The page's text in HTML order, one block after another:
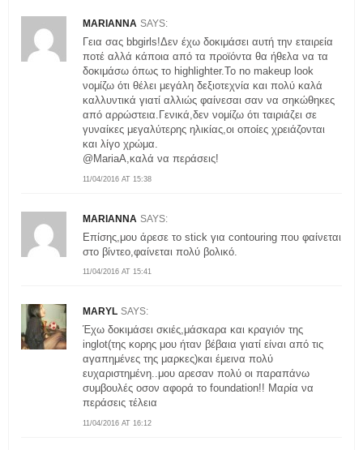
MARIANNA SAYS:
11/04/2016 AT 15:38
Γεια σας bbgirls!Δεν έχω δοκιμάσει αυτή την εταιρεία
ποτέ αλλά κάποια από τα προϊόντα θα ήθελα να τα
δοκιμάσω όπως το highlighter.Το no makeup look
νομίζω ότι θέλει μεγάλη δεξιοτεχνία και πολύ καλά
καλλυντικά γιατί αλλιώς φαίνεσαι σαν να σηκώθηκες
από αρρώστεια.Γενικά,δεν νομίζω ότι ταιριάζει σε
γυναίκες μεγαλύτερης ηλικίας,οι οποίες χρειάζονται
και λίγο χρώμα.
@ΜariaA,καλά να περάσεις!
MARIANNA SAYS:
11/04/2016 AT 15:41
Επίσης,μου άρεσε το stick για contouring που φαίνεται
στο βίντεο,φαίνεται πολύ βολικό.
MARYL SAYS:
11/04/2016 AT 16:12
Έχω δοκιμάσει σκιές,μάσκαρα και κραγιόν της
inglot(της κορης μου ήταν βέβαια γιατί είναι από τις
αγαπημένες της μαρκες)και έμεινα πολύ
ευχαριστημένη..μου αρεσαν πολύ οι παραπάνω
συμβουλές οσον αφορά το foundation!! Μαρία να
περάσεις τέλεια